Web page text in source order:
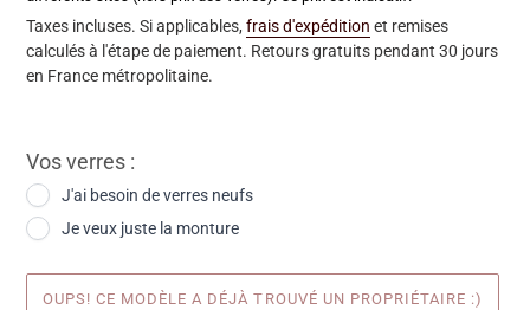
Taxes incluses. Si applicables, frais d'expédition et remises
calculés à l'étape de paiement. Retours gratuits pendant 30 jours
en France métropolitaine.
Vos verres :
J'ai besoin de verres neufs
Je veux juste la monture
OUPS! CE MODÈLE A DÉJÀ TROUVÉ UN PROPRIÉTAIRE :)